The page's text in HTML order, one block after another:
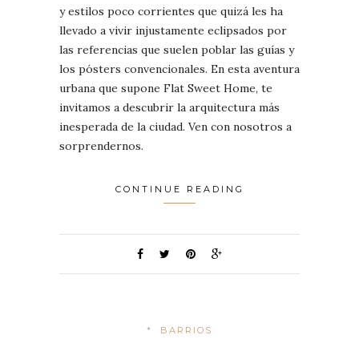
y estilos poco corrientes que quizá les ha
llevado a vivir injustamente eclipsados por
las referencias que suelen poblar las guías y
los pósters convencionales. En esta aventura
urbana que supone Flat Sweet Home, te
invitamos a descubrir la arquitectura más
inesperada de la ciudad. Ven con nosotros a
sorprendernos.
CONTINUE READING
* BARRIOS